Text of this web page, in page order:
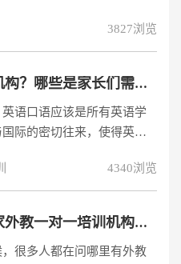
学员重蹈覆辙，越来越多
，以及外教一对一培训的
3827浏览
哪里有外教一对一培训机构？哪些是家长们需要注意的？
语口语应该是所有英语学
际的密切往来，使得英语
让学员提高考试成绩而非
多年轻的家长也意识到了
一培训哪里有？哪家比较
人，跟大家说一下，目前
4340浏览
哪里有外教一对一？哪家外教一对一培训机构效果最好？
很多人都在问哪里有外教